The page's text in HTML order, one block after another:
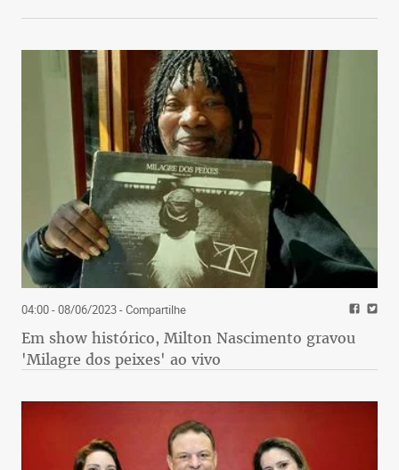
04:00 - 08/06/2023- Compartilhe
Em show histórico, Milton Nascimento gravou
'Milagre dos peixes' ao vivo